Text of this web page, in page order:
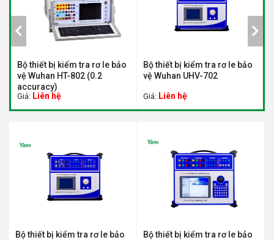
Bộ thiết bị kiểm tra rơ le bảo
vệ Wuhan HT-802 (0.2
accuracy)
Giá: Liên hệ
Bộ thiết bị kiểm tra rơ le bảo
vệ Wuhan UHV-702
Giá: Liên hệ
Bộ thiết bị kiểm tra rơ le bảo
Bộ thiết bị kiểm tra rơ le bảo